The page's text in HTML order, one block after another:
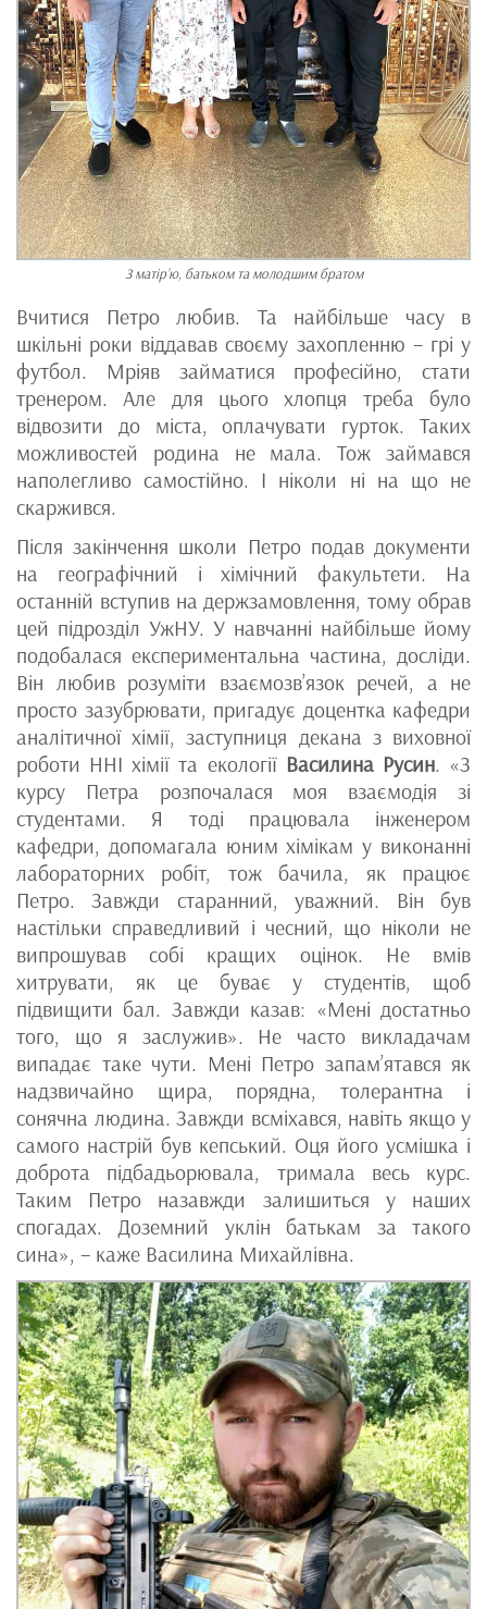
З матір’ю, батьком та молодшим братом
Вчитися Петро любив. Та найбільше часу в
шкільні роки віддавав своєму захопленню – грі у
футбол. Мріяв займатися професійно, стати
тренером. Але для цього хлопця треба було
відвозити до міста, оплачувати гурток. Таких
можливостей родина не мала. Тож займався
наполегливо самостійно. І ніколи ні на що не
скаржився.
Після закінчення школи Петро подав документи
на географічний і хімічний факультети. На
останній вступив на держзамовлення, тому обрав
цей підрозділ УжНУ. У навчанні найбільше йому
подобалася експериментальна частина, досліди.
Він любив розуміти взаємозв’язок речей, а не
просто зазубрювати, пригадує доцентка кафедри
аналітичної хімії, заступниця декана з виховної
роботи ННІ хімії та екології Василина Русин. «З
курсу Петра розпочалася моя взаємодія зі
студентами. Я тоді працювала інженером
кафедри, допомагала юним хімікам у виконанні
лабораторних робіт, тож бачила, як працює
Петро. Завжди старанний, уважний. Він був
настільки справедливий і чесний, що ніколи не
випрошував собі кращих оцінок. Не вмів
хитрувати, як це буває у студентів, щоб
підвищити бал. Завжди казав: «Мені достатньо
того, що я заслужив». Не часто викладачам
випадає таке чути. Мені Петро запам’ятався як
надзвичайно щира, порядна, толерантна і
сонячна людина. Завжди всміхався, навіть якщо у
самого настрій був кепський. Оця його усмішка і
доброта підбадьорювала, тримала весь курс.
Таким Петро назавжди залишиться у наших
спогадах. Доземний уклін батькам за такого
сина», – каже Василина Михайлівна.